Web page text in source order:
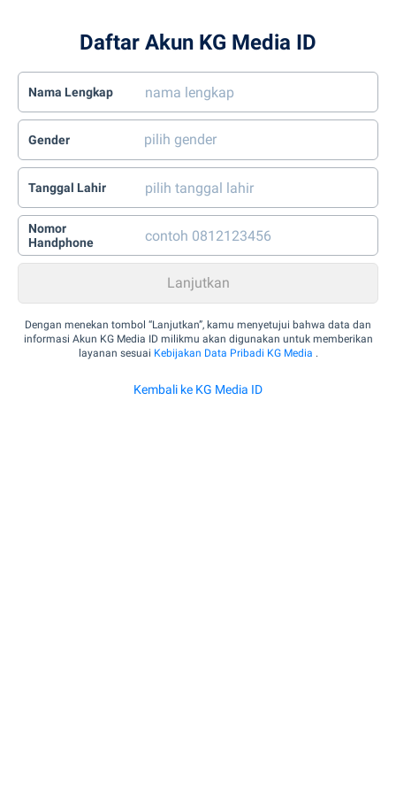
Daftar Akun KG Media ID
Nama Lengkap
Gender
Tanggal Lahir
Nomor
Handphone
Dengan menekan tombol “Lanjutkan”, kamu menyetujui bahwa data dan
informasi Akun KG Media ID milikmu akan digunakan untuk memberikan
layanan sesuai Kebijakan Data Pribadi KG Media .
Kembali ke KG Media ID